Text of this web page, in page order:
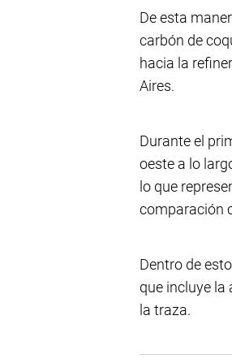
De esta
carbón de
hacia la
Aires.
Durante el
oeste a lo
lo que
comparación
Dentro de
que incluye la
la traza.